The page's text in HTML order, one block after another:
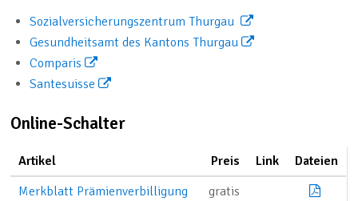
Sozialversicherungszentrum Thurgau
Gesundheitsamt des Kantons Thurgau
Comparis
Santesuisse
Online-Schalter
Artikel Preis Link
Dateien
Merkblatt Prämienverbilligung
gratis